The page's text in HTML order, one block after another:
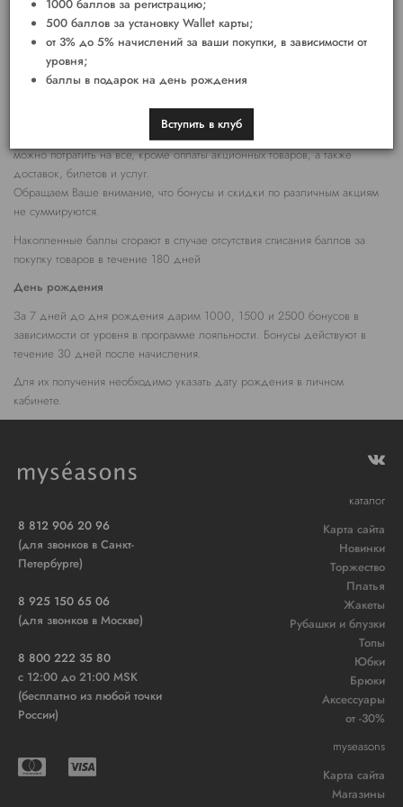
1 балл =1 рубль
Баллы начисляются на бонусный счет в течении 14 (четырнадцати) дней
при условии совершения покупки.
Бонусными баллами вы можете оплатить до 30% от суммы чека. Их
можно потратить на все, кроме оплаты акционных товаров, а также
доставок, билетов и услуг.
Обращаем Ваше внимание, что бонусы и скидки по различным акциям
не суммируются.
Накопленные баллы сгорают в случае отсутствия списания баллов за
покупку товаров в течение 180 дней
День рождения
За 7 дней до дня рождения дарим 1000, 1500 и 2500 бонусов в
зависимости от уровня в программе лояльности. Бонусы действуют в
течение 30 дней после начисления.
Для их получения необходимо указать дату рождения в личном
кабинете.
8 812 906 20 96
(для звонков в Санкт-
Петербурге)
8 925 150 65 06
(для звонков в Москве)
8 800 222 35 80
c 12:00 до 21:00 MSK
(бесплатно из любой точки
России)
каталог
Карта сайта
Новинки
Торжество
Платья
Жакеты
Рубашки и блузки
Топы
Юбки
Брюки
Аксессуары
от -30%
myseasons
Карта сайта
Магазины
1000 баллов за регистрацию;
500 баллов за установку Wallet карты;
от 3% до 5% начислений за ваши покупки, в зависимости от
уровня;
баллы в подарок на день рождения
Вступить в клуб